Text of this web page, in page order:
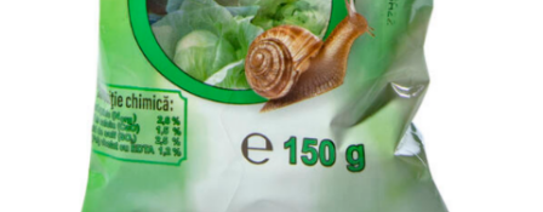
Cuști și țarcuri
Hrana (furaje)
Hrănitoare
Incubatoare
Suplimente si produse de uz
veterinar